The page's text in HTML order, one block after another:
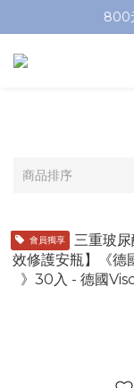
加入會員即
800
加入會員即
商品排序
會員獨享